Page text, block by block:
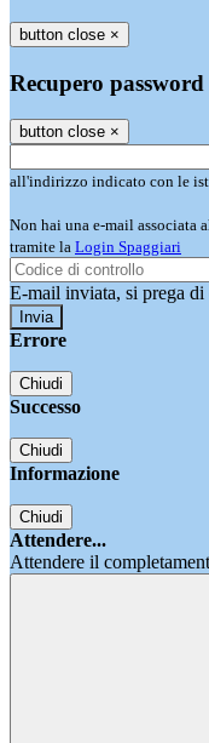
button close ×
Recupero password
button close ×
all'indirizzo indicato con le
Non hai una e-mail associata
tramite la Login Spaggiari
E-mail inviata, si prega di
Errore
Chiudi
Successo
Chiudi
Informazione
Chiudi
Attendere...
Attendere il